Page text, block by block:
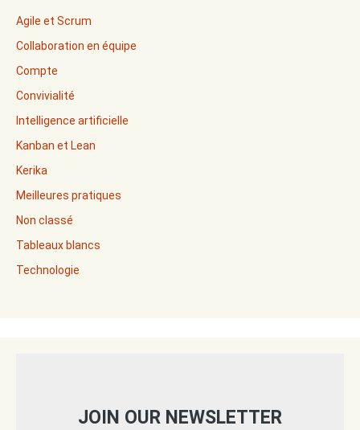
Agile et Scrum
Collaboration en équipe
Compte
Convivialité
Intelligence artificielle
Kanban et Lean
Kerika
Meilleures pratiques
Non classé
Tableaux blancs
Technologie
JOIN OUR NEWSLETTER